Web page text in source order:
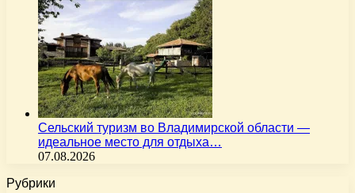
Сельский туризм во Владимирской области —
идеальное место для отдыха…
07.08.2026
Рубрики